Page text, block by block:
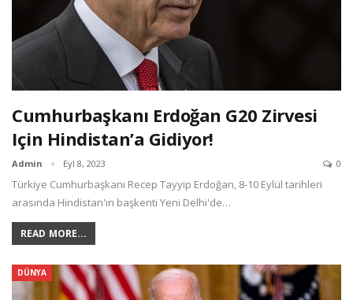
Cumhurbaşkanı Erdoğan G20 Zirvesi
Için Hindistan’a Gidiyor!
Admin Eyl 8, 2023 0
Türkiye Cumhurbaşkanı Recep Tayyip Erdoğan, 8-10 Eylül tarihleri
arasında Hindistan'ın başkenti Yeni Delhi'de…
READ MORE...
DÜNYA